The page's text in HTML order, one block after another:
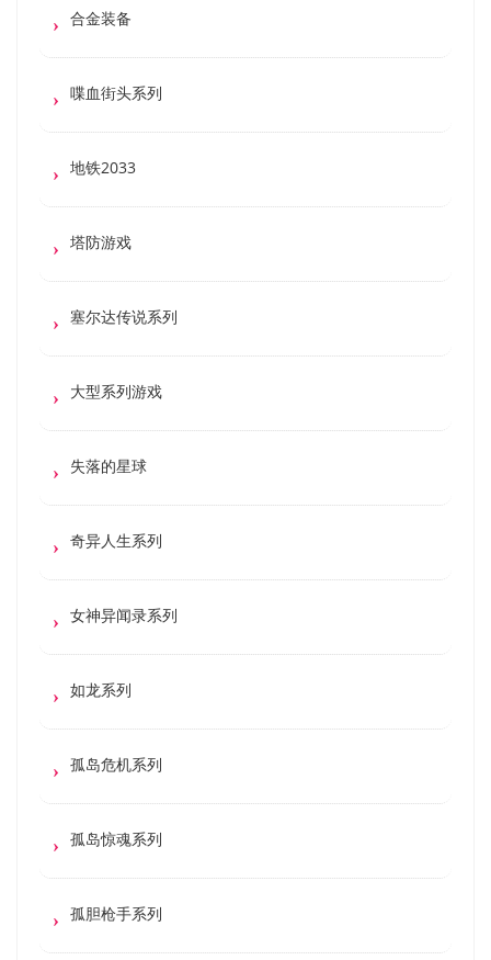
合金装备
喋血街头系列
地铁2033
塔防游戏
塞尔达传说系列
大型系列游戏
失落的星球
奇异人生系列
女神异闻录系列
如龙系列
孤岛危机系列
孤岛惊魂系列
孤胆枪手系列